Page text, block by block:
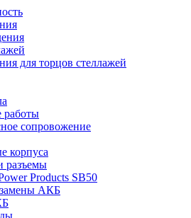
для торцов стеллажей
работы
сопровожение
корпуса
разъемы
Products SB50
замены АКБ